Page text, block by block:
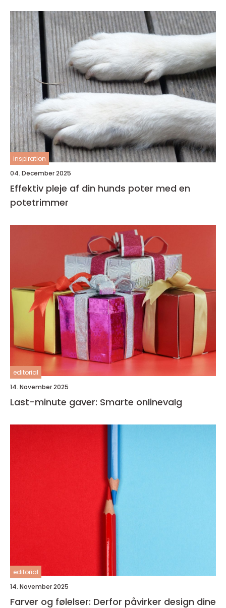
inspiration
04. December 2025
Effektiv pleje af din hunds poter med en
potetrimmer
editorial
14. November 2025
Last-minute gaver: Smarte onlinevalg
editorial
14. November 2025
Farver og følelser: Derfor påvirker design dine